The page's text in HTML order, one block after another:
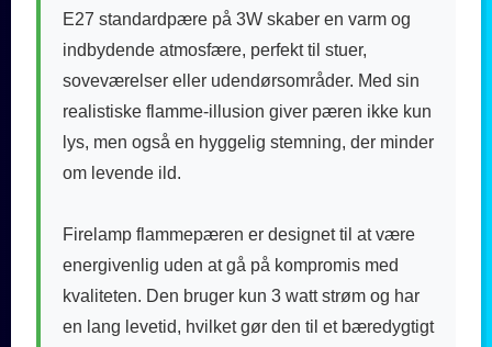
E27 standardpære på 3W skaber en varm og
indbydende atmosfære, perfekt til stuer,
soveværelser eller udendørsområder. Med sin
realistiske flamme-illusion giver pæren ikke kun
lys, men også en hyggelig stemning, der minder
om levende ild.
Firelamp flammepæren er designet til at være
energivenlig uden at gå på kompromis med
kvaliteten. Den bruger kun 3 watt strøm og har
en lang levetid, hvilket gør den til et bæredygtigt